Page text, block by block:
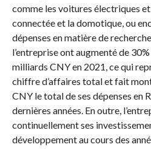
comme les voitures électriques
connectée et la domotique, ou
dépenses en matière de
l’entreprise ont augmenté de
milliards CNY en 2021, ce qui
chiffre d’affaires total et fait
CNY le total de ses dépenses en
dernières années. En outre,
continuellement ses
développement au cours des